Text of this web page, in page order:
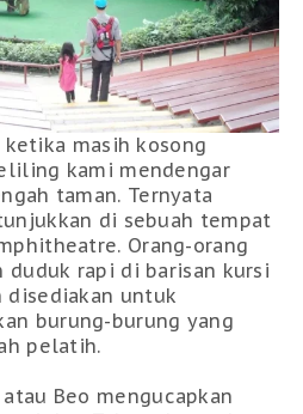
masih kosong
kami mendengar
taman. Ternyata
di sebuah tempat
Orang-orang
duduk rapi di barisan kursi
untuk
burung-burung yang
pelatih.
Beo mengucapkan